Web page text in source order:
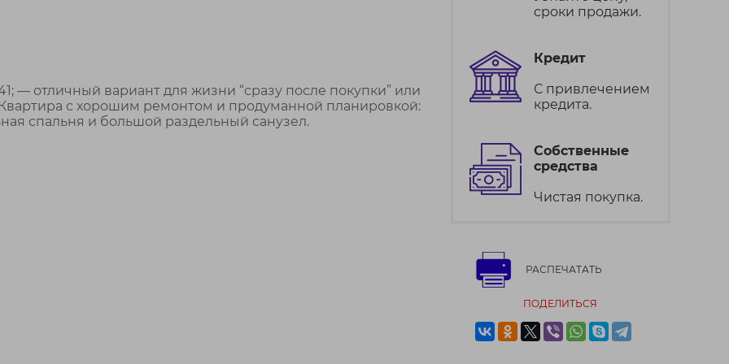
— отличный вариант для жизни “сразу после покупки” или
с хорошим ремонтом и продуманной планировкой:
спальня и большой раздельный санузел.
сроки продажи.
Кредит
С привлечением
кредита.
Собственные
средства
Чистая покупка.
РАСПЕЧАТАТЬ
ПОДЕЛИТЬСЯ